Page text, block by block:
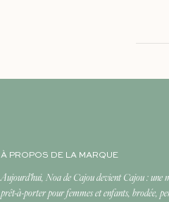
À PROPOS DE LA MARQUE
Aujourd'hui, Noa de Cajou devient Cajou : une
prêt-à-porter pour femmes et enfants, brodée,